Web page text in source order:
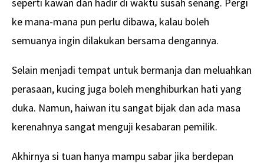
ke mana-mana pun perlu dibawa, kalau boleh
semuanya ingin dilakukan bersama dengannya.
Selain menjadi tempat untuk bermanja dan meluahkan
perasaan, kucing juga boleh menghiburkan hati yang
duka. Namun, haiwan itu sangat bijak dan ada masa
kerenahnya sangat menguji kesabaran pemilik.
Akhirnya si tuan hanya mampu sabar jika berdepan